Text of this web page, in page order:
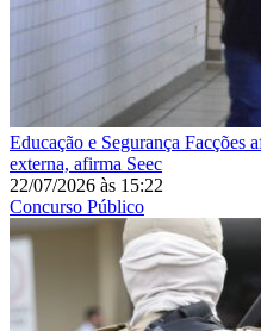
Educação e Segurança Facções
externa, afirma Seec
22/07/2026 às 15:22
Concurso Público